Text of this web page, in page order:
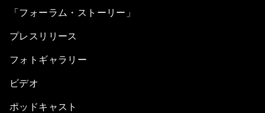
「フォーラム・ストーリー」
プレスリリース
フォトギャラリー
ビデオ
ポッドキャスト